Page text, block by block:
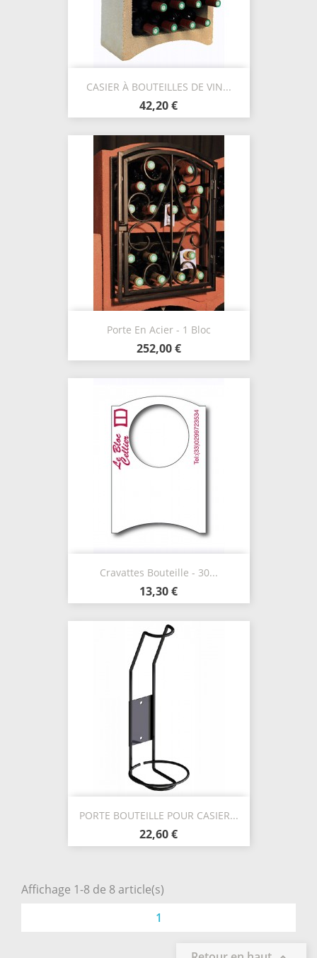
CASIER À BOUTEILLES DE VIN...
42,20 €
Porte En Acier - 1 Bloc
252,00 €
Cravattes Bouteille - 30...
13,30 €
PORTE BOUTEILLE POUR CASIER...
22,60 €
Affichage 1-8 de 8 article(s)
1